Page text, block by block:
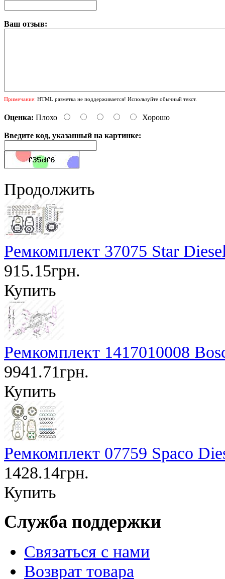
Ваш отзыв:
Примечание: HTML разметка не поддерживается! Используйте обычный текст.
Оценка: Плохо Хорошо
Введите код, указанный на картинке:
Продолжить
Ремкомплект 37075 Star
915.15грн.
Купить
Ремкомплект 1417010008
9941.71грн.
Купить
Ремкомплект 07759 Spaco
1428.14грн.
Купить
Служба поддержки
Связаться с нами
Возврат товара